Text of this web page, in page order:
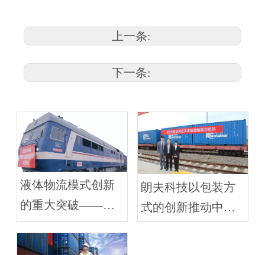
上一条:
下一条:
液体物流模式创新
的重大突破——中
国石油润滑油集装
箱化运输班列成功
朗夫科技以包装方
式的创新推动中俄